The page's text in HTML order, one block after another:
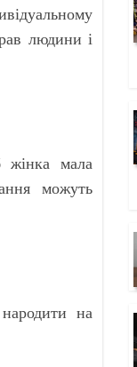
людини і
жінка мала
можуть
на